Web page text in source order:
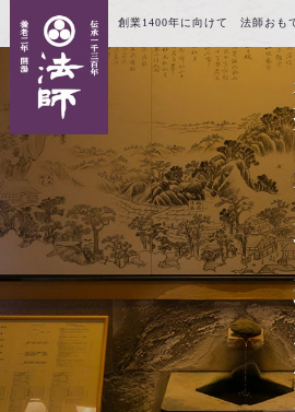
創業1400年に向けて 法師おも